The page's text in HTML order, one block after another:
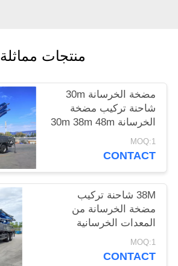
خريطة
الموقع
سياسة
الخصوصية
منتجات مماثلة
مضخة الخرسانة 30m
شاحنة تركيب مضخة
الخرسانة 30m 38m 48m
52m 56m 58m 62m
70m
MOQ:1
CONTACT
38M شاحنة تركيب
مضخة الخرسانة من
المعدات الخرسانية
الهيدروليكية مضخة
الخرسانة شاحنة
MOQ:1
CONTACT